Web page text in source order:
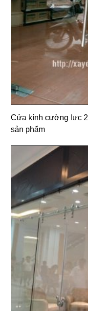
Cửa kính cường lực 2
sản phẩm